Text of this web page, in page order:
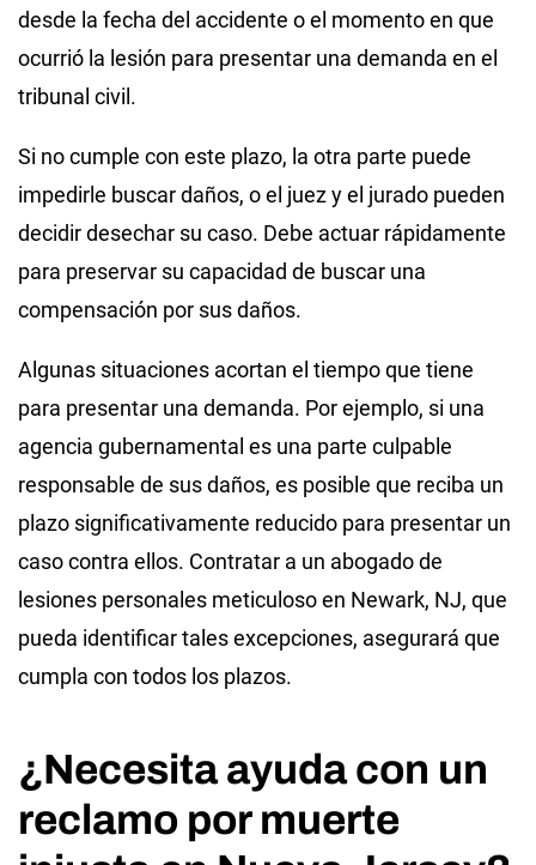
desde la fecha del accidente o el momento en que
ocurrió la lesión para presentar una demanda en el
tribunal civil.
Si no cumple con este plazo, la otra parte puede
impedirle buscar daños, o el juez y el jurado pueden
decidir desechar su caso. Debe actuar rápidamente
para preservar su capacidad de buscar una
compensación por sus daños.
Algunas situaciones acortan el tiempo que tiene
para presentar una demanda. Por ejemplo, si una
agencia gubernamental es una parte culpable
responsable de sus daños, es posible que reciba un
plazo significativamente reducido para presentar un
caso contra ellos. Contratar a un abogado de
lesiones personales meticuloso en Newark, NJ, que
pueda identificar tales excepciones, asegurará que
cumpla con todos los plazos.
¿Necesita ayuda con un
reclamo por muerte